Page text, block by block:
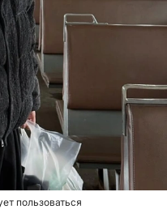
пользоваться